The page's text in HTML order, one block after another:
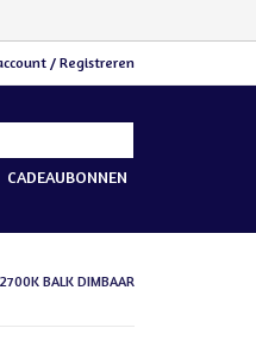
/ Registreren
CADEAUBONNEN
BALK DIMBAAR